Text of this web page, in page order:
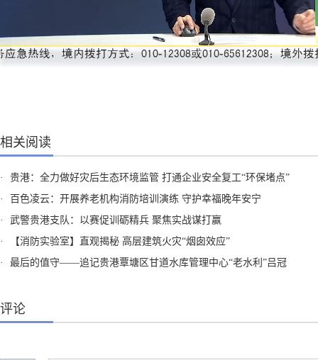
相关阅读
·
贵港：全力做好灾后生态环境监管 打通企业安全复工“环保堵点”
·
百色凌云：开展养老机构消防培训演练 守护幸福晚年安宁
·
武警贵港支队：以赛促训砺精兵 聚焦实战谋打赢
·
【消防实验室】直观揭秘 高层建筑火灾“烟囱效应”
·
最后的值守——追记贵港覃塘区甘道水库管理中心“老水利”吕冠
评论